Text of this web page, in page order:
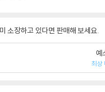
소장하고 있다면 판매해 보세요.
예
최상